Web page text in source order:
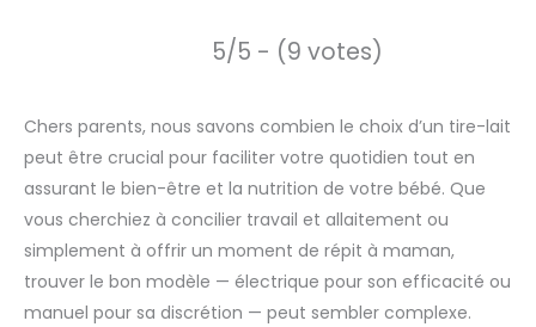
5/5 - (9 votes)
Chers parents, nous savons combien le choix d’un tire-lait
peut être crucial pour faciliter votre quotidien tout en
assurant le bien-être et la nutrition de votre bébé. Que
vous cherchiez à concilier travail et allaitement ou
simplement à offrir un moment de répit à maman,
trouver le bon modèle — électrique pour son efficacité ou
manuel pour sa discrétion — peut sembler complexe.